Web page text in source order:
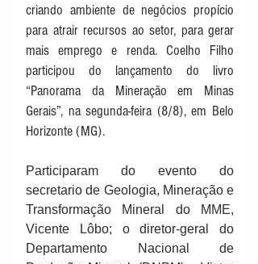
criando ambiente de negócios propício
para atrair recursos ao setor, para gerar
mais emprego e renda. Coelho Filho
participou do lançamento do livro
“Panorama da Mineração em Minas
Gerais”, na segunda-feira (8/8), em Belo
Horizonte (MG).
Participaram do evento do
secretario de Geologia, Mineração e
Transformação Mineral do MME,
Vicente Lôbo; o diretor-geral do
Departamento Nacional de